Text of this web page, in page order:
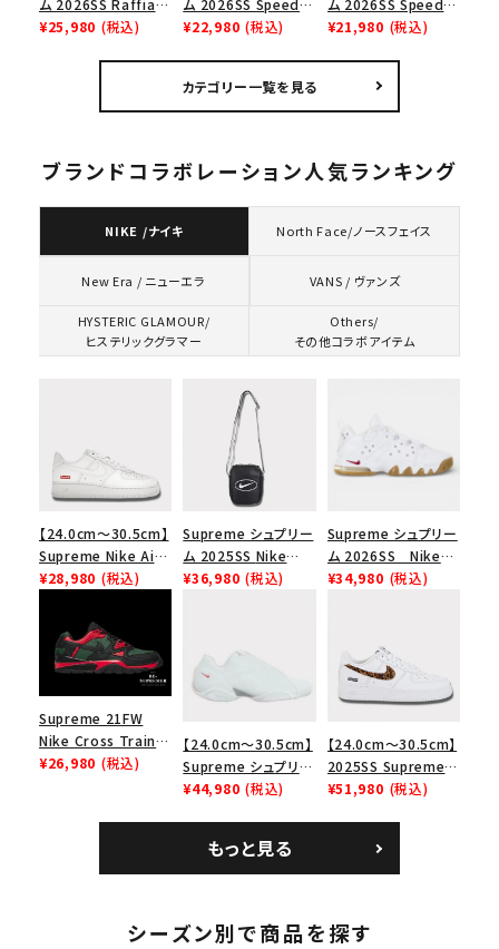
人気ワード 2026SS 2025AW 2025SS
Tシャツ・ロングスリーブ
ショルダー・ウエストバッグ
ボックスロゴ ブラックスウェット
Mesh Back 5-Panel
¥25,980 (税込)
Tee スピードTシャツ
¥22,980 (税込)
Tee スピードTシャツ
¥21,980 (税込)
カテゴリー一覧を見る
ブランドコラボレーション人気ランキング
NIKE /ナイキ North Face/ノースフェイス
New Era / ニューエラ VANS / ヴァンズ
HYSTERIC GLAMOUR/
ヒステリックグラマー
Others/
その他コラボアイテム
【24.0cm～30.5cm】
Supreme Nike Air
Force 1 Low シュプ
ース１スニーカー シ
ューズ ホワイト
¥28,980 (税込)
Supreme シュプリー
ム 2025SS Nike
Leather Shoulder
¥36,980 (税込)
Supreme シュプリー
ム 2026SS Nike
SB Air Max 2 CB 94
ロー SP ホワイト
¥34,980 (税込)
Supreme 21FW
Nike Cross Trainer
Low ナイキクロスト
¥26,980 (税込)
【24.0cm～30.5cm】
Supreme シュプリー
ム 2023AW Nike
カー ホワイト 白
¥44,980 (税込)
【24.0cm～30.5cm】
2025SS Supreme
GOODENOUGH
ムグッドイナフ ナイキ
エアフォース１スニー
ト
¥51,980 (税込)
もっと見る
シーズン別で商品を探す